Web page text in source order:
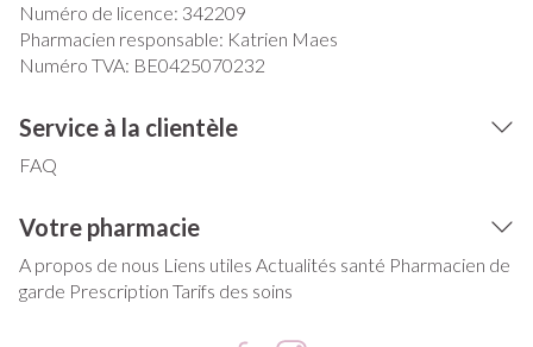
Numéro de licence: 342209
Pharmacien responsable: Katrien Maes
Numéro TVA: BE0425070232
Service à la clientèle
FAQ
Votre pharmacie
A propos de nous Liens utiles Actualités santé Pharmacien de
garde Prescription Tarifs des soins